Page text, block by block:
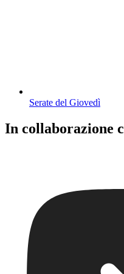
Serate del Giovedì
In collaborazione